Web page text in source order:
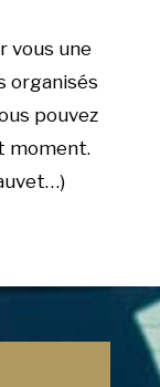
vous une
organisés
pouvez
moment.